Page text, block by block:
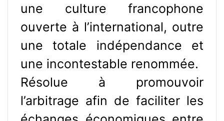
une culture francophone
ouverte à l’international, outre
une totale indépendance et
une incontestable renommée.
Résolue à promouvoir
l’arbitrage afin de faciliter les